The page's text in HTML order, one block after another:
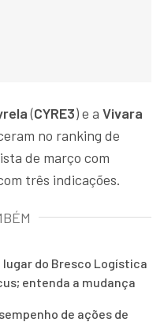
(CYRE3) e a Vivara
no ranking de
de março com
três indicações.
lugar do Bresco Logística
entenda a mudança
de ações de